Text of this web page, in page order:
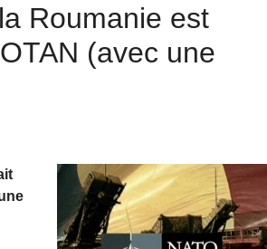
Roumanie est
(avec une